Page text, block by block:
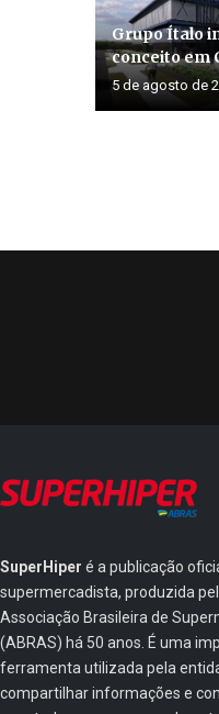
Grupo Ítalo
conceito em
5 de agosto de
SuperHiper é a publicação
supermercadista, produzida
Associação Brasileira de
(ABRAS) há 50 anos. É uma
ferramenta utilizada pela
compartilhar informações e